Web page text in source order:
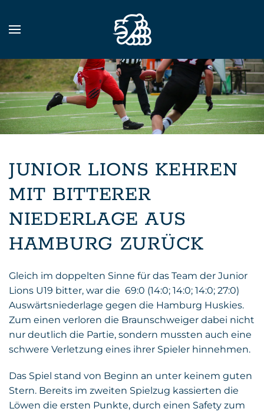
Zum Hauptinhalt springen
JUNIOR LIONS KEHREN
MIT BITTERER
NIEDERLAGE AUS
HAMBURG ZURÜCK
Gleich im doppelten Sinne für das Team der Junior
Lions U19 bitter, war die 69:0 (14:0; 14:0; 14:0; 27:0)
Auswärtsniederlage gegen die Hamburg Huskies.
Zum einen verloren die Braunschweiger dabei nicht
nur deutlich die Partie, sondern mussten auch eine
schwere Verletzung eines ihrer Spieler hinnehmen.
Das Spiel stand von Beginn an unter keinem guten
Stern. Bereits im zweiten Spielzug kassierten die
Löwen die ersten Punkte, durch einen Safety zum